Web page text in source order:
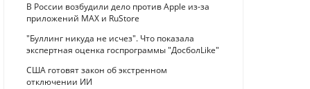
В России возбудили дело против Apple из-за
приложений MAX и RuStore
"Буллинг никуда не исчез". Что показала
экспертная оценка госпрограммы "ДосболLike"
США готовят закон об экстренном
отключении ИИ